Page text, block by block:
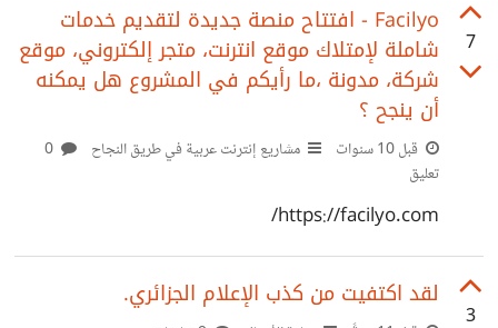
7
Facilyo - افتتاح منصة جديدة لتقديم خدمات
شاملة لإمتلاك موقع انترنت، متجر إلكتروني، موقع
شركة، مدونة ،ما رأيكم في المشروع هل يمكنه
أن ينجح ؟
قبل 10 سنوات مشاريع إنترنت عربية في طريق النجاح
0
تعليق
https://facilyo.com/
3
لقد اكتفيت من كذب الإعلام الجزائري.